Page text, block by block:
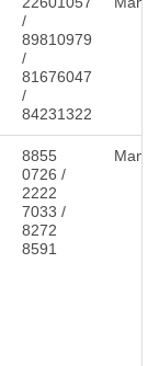
/
89810979
/
81676047
/
84231322
8855
0726 /
2222
7033 /
8272
8591